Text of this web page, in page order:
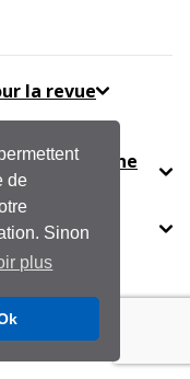
de
Sinon
plus
la revue
d’une